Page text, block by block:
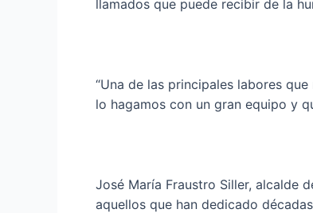
llamados que puede recibir de la
“Una de las principales labores
lo hagamos con un gran equipo y
José María Fraustro Siller, alcalde
aquellos que han dedicado